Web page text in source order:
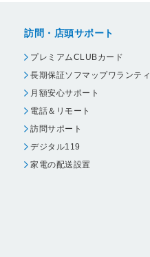
訪問・店頭サポート
プレミアムCLUBカード
長期保証ソフマップワランティ
月額安心サポート
電話＆リモート
訪問サポート
デジタル119
家電の配送設置